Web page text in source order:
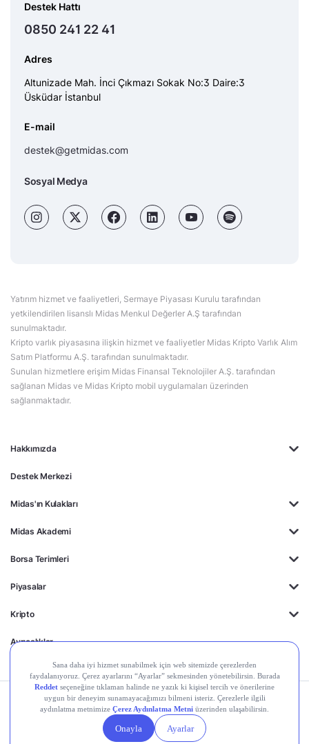
Hakkımızda
Destek Merkezi
Midas'ın Kulakları
Midas Akademi
Borsa Terimleri
Piyasalar
Kripto
Ayrıcalıklar
Destek Hattı
0850 241 22 41
Adres
Altunizade Mah. İnci Çıkmazı Sokak No:3 Daire:3
Üsküdar İstanbul
E-mail
destek@getmidas.com
Sosyal Medya
Yatırım hizmet ve faaliyetleri, Sermaye Piyasası Kurulu tarafından
yetkilendirilen lisanslı Midas Menkul Değerler A.Ş tarafından
sunulmaktadır.
Kripto varlık piyasasına ilişkin hizmet ve faaliyetler Midas Kripto Varlık Alım
Satım Platformu A.Ş. tarafından sunulmaktadır.
Sunulan hizmetlere erişim Midas Finansal Teknolojiler A.Ş. tarafından
sağlanan Midas ve Midas Kripto mobil uygulamaları üzerinden
sağlanmaktadır.
Kişisel Verilerin
Gizlilik
Politikası
Yasal
Duyurular
Çerez